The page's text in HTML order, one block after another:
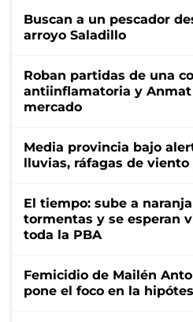
Buscan a un pescador
arroyo Saladillo
Roban partidas de una
antiinflamatoria y
mercado
Media provincia bajo
lluvias, ráfagas de
El tiempo: sube a
tormentas y se esperan
toda la PBA
Femicidio de Mailén
pone el foco en la